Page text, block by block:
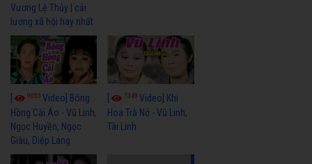
Vương Lệ Thủy | cải
lương xã hội hay nhất
9055 Video] Bông
Hồng Cài Áo - Vũ Linh,
Ngọc Huyền, Ngọc
Giàu, Diệp Lang
7349Video] Khi
Hoa Trà Nở - Vũ Linh,
Tài Linh